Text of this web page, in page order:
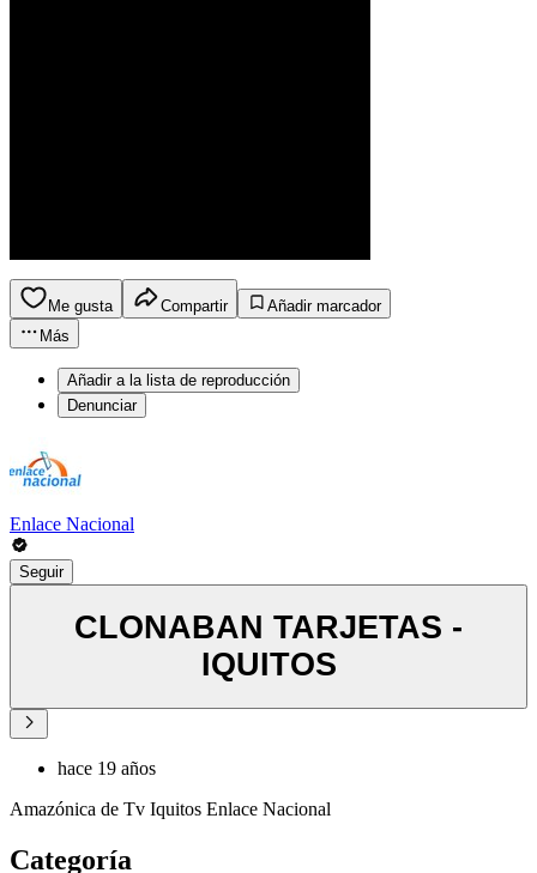
Me gusta Compartir
Añadir marcador
Más
Añadir a la lista de reproducción
Denunciar
Enlace Nacional
Seguir
CLONABAN TARJETAS -
IQUITOS
hace 19 años
Amazónica de Tv Iquitos Enlace Nacional
Categoría